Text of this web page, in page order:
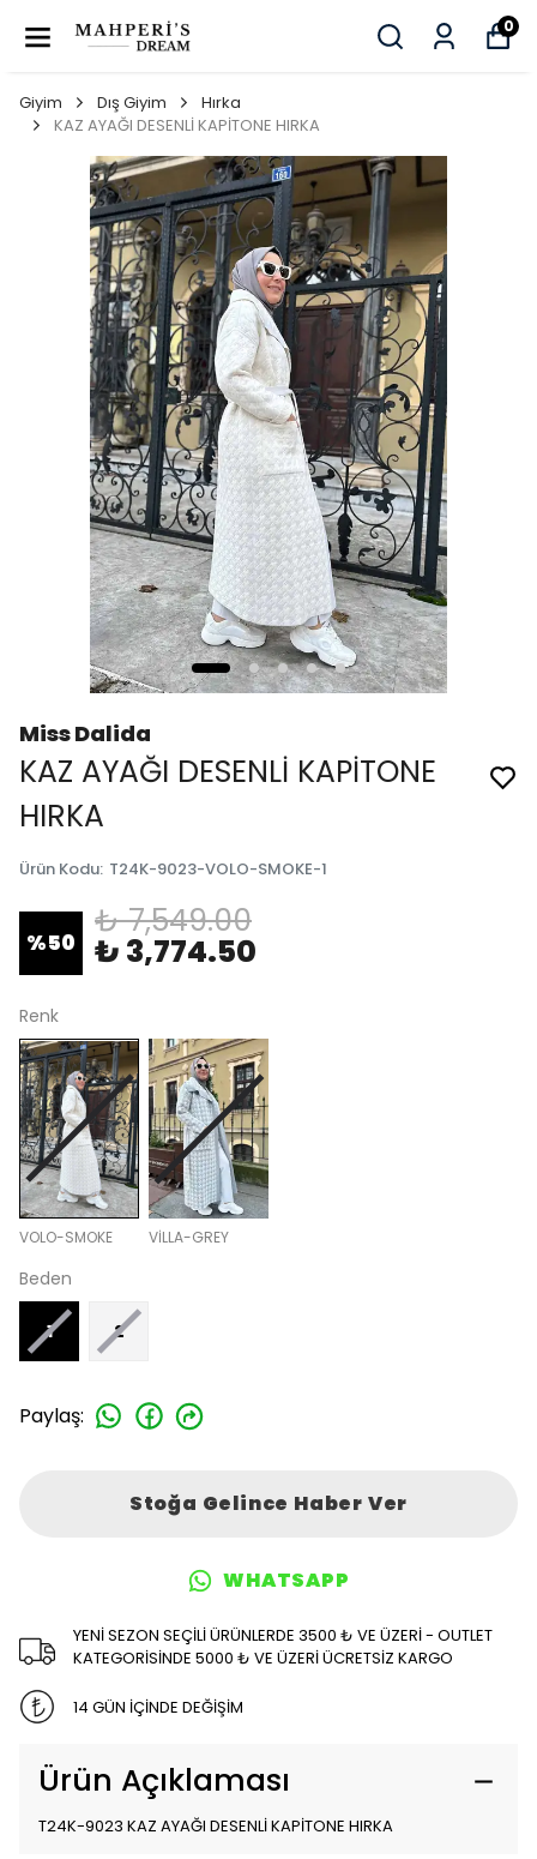
0
Giyim Dış Giyim
Hırka
KAZ AYAĞI DESENLİ KAPİTONE HIRKA
Miss Dalida
KAZ AYAĞI DESENLİ KAPİTONE
HIRKA
Ürün Kodu: T24K-9023-VOLO-SMOKE-1
%50
₺ 7,549.00
₺ 3,774.50
Renk
VOLO-SMOKE VİLLA-GREY
Beden
1 2
Paylaş:
Stoğa Gelince Haber Ver
WHATSAPP
YENİ SEZON SEÇİLİ ÜRÜNLERDE 3500 ₺ VE ÜZERİ - OUTLET
KATEGORİSİNDE 5000 ₺ VE ÜZERİ ÜCRETSİZ KARGO
14 GÜN İÇİNDE DEĞİŞİM
Ürün Açıklaması
T24K-9023 KAZ AYAĞI DESENLİ KAPİTONE HIRKA